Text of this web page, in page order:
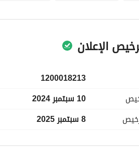
الإعلان
1200018213
10 سبتمبر 2024
8 سبتمبر 2025